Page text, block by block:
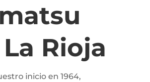
Rioja
inicio en 1964,